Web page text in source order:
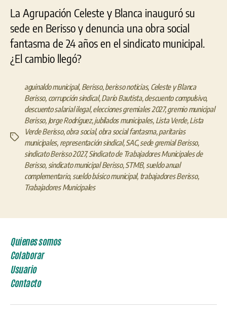
La Agrupación Celeste y Blanca inauguró su
sede en Berisso y denuncia una obra social
fantasma de 24 años en el sindicato municipal.
¿El cambio llegó?
Etiquetas
aguinaldo municipal, Berisso,berisso noticias, Celeste y Blanca
Berisso, corrupción sindical,Darío Bautista,descuento compulsivo,
descuento salarial ilegal,elecciones gremiales 2027,gremio municipal
Berisso, Jorge Rodríguez,jubilados municipales, Lista Verde,Lista
Verde Berisso,obra social,obra social fantasma,paritarias
municipales, representación sindical,SAC,sede gremial Berisso,
sindicato Berisso 2027,Sindicato de Trabajadores Municipales de
Berisso, sindicato municipal Berisso,STMB, sueldo anual
complementario, sueldo básico municipal, trabajadores Berisso,
Trabajadores Municipales
Quienes somos
Colaborar
Usuario
Contacto